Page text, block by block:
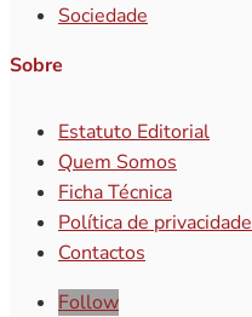
Sociedade
Sobre
Estatuto Editorial
Quem Somos
Ficha Técnica
Política de privacidade
Contactos
Follow